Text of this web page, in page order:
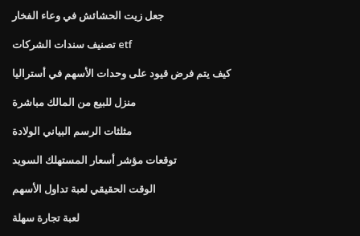
جعل زيت الحشائش في وعاء الفخار
تصنيف سندات الشركات etf
كيف يتم فرض قيود على وحدات الأسهم في أستراليا
منزل للبيع من المالك مباشرة
مثلثات الرسم البياني الولادة
توقعات مؤشر أسعار المستهلك السويد
الوقت الحقيقي لعبة تداول الأسهم
لعبة تجارة سهلة